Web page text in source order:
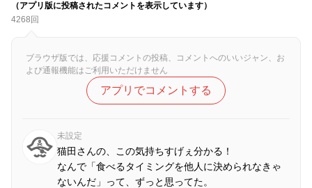
（アプリ版に投稿されたコメントを表示しています）
4268回
ブラウザ版では、応援コメントの投稿、コメントへのいいジャン、お
よび通報機能はご利用いただけません
アプリでコメントする
未設定
猫田さんの、この気持ちすげぇ分かる！
なんで「食べるタイミングを他人に決められなきゃ
ないんだ」って、ずっと思ってた。